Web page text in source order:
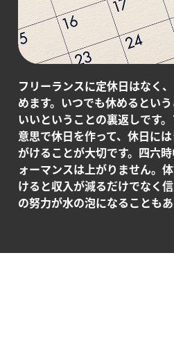
フリーランスに定休日はなく
めます。いつでも休めるとい
いいということの裏返しです
意思で休日を作って、休日に
がけることが大切です。四六
ォーマンスは上がりません。
けると収入が減るだけでなく
の努力が水の泡になることもあ